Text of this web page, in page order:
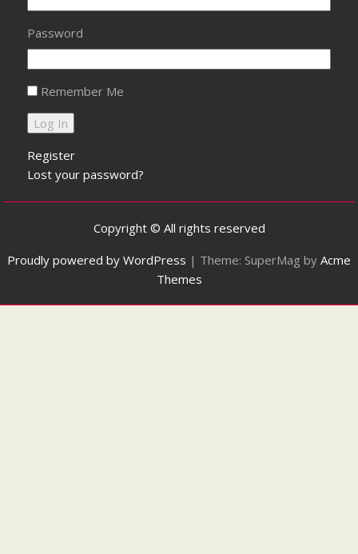
Password
Remember Me
Register
Lost your password?
Copyright © All rights reserved
Proudly powered by WordPress | Theme: SuperMag by Acme
Themes